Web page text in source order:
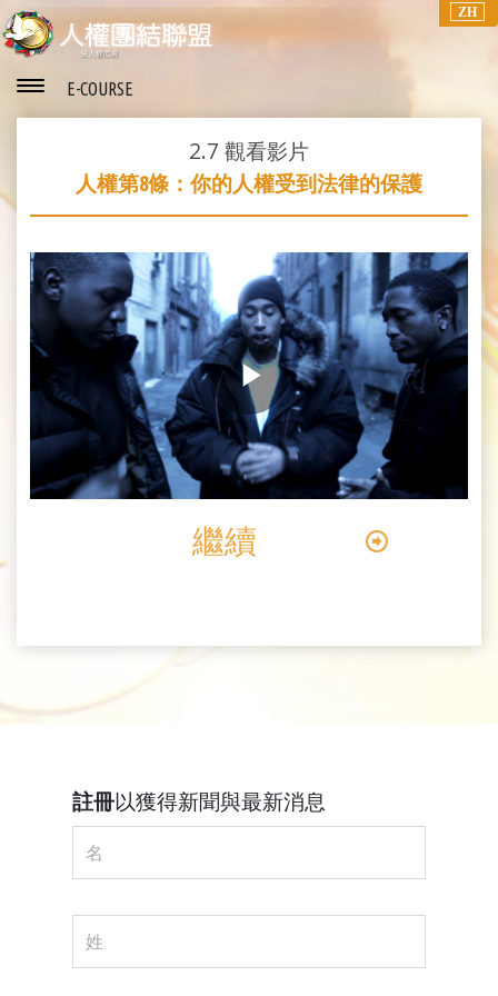
ZH
E-COURSE
2.7 觀看影片
人權第8條：你的人權受到法律的保護
Play
Video
繼續
註冊以獲得新聞與最新消息